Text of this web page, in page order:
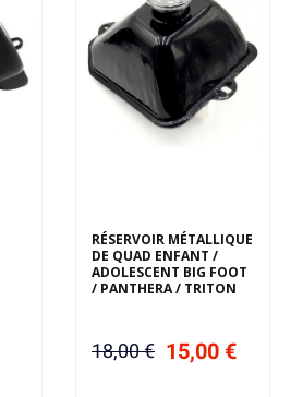
RÉSERVOIR MÉTALLIQUE
DE QUAD ENFANT /
ADOLESCENT BIG FOOT
/ PANTHERA / TRITON
18,00 € 15,00 €